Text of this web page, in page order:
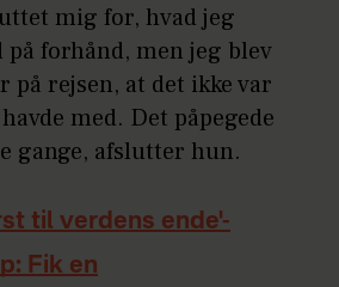
mig for, hvad jeg
på forhånd, men jeg blev
rejsen, at det ikke var
med. Det påpegede
gange, afslutter hun.
til verdens ende'-
Fik en